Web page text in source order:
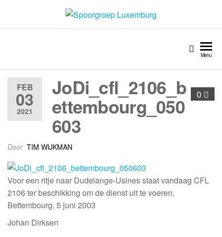
Spoorgroep Luxemburg
Menu
FEB
03
2021
0
JoDi_cfl_2106_b
ettembourg_050
603
Door TIM WIJKMAN
Voor een ritje naar Dudelange-Usines staat vandaag CFL
2106 ter beschikking om de dienst uit te voeren.
Bettembourg, 5 juni 2003
Johan Dirksen